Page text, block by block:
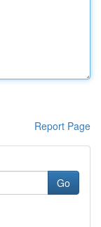
Report Page
Go